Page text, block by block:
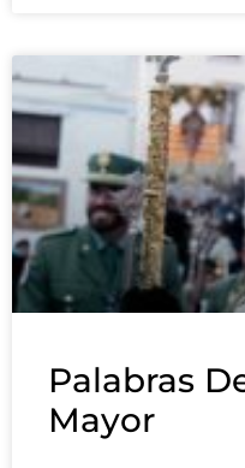
Palabras
Mayor